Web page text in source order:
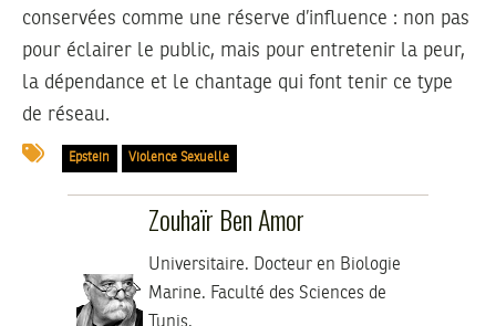
conservées comme une réserve d’influence : non pas
pour éclairer le public, mais pour entretenir la peur,
la dépendance et le chantage qui font tenir ce type
de réseau.
Epstein Violence Sexuelle
Zouhaïr Ben Amor
Universitaire. Docteur en Biologie
Marine. Faculté des Sciences de